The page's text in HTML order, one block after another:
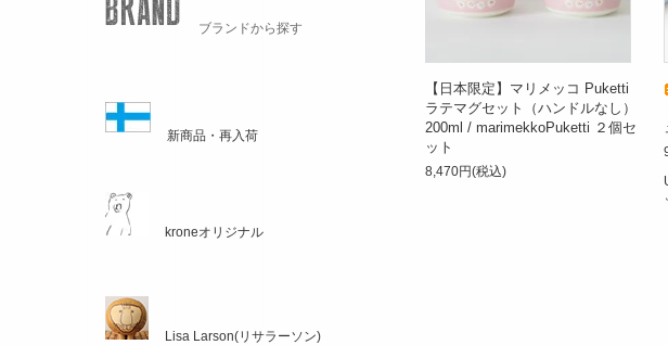
【日本限定】マリメッコ Puketti
ラテマグセット（ハンドルなし）
200ml / marimekkoPuketti ２個セ
ット
8,470円(税込)
ブランドから探す
新商品・再入荷
kroneオリジナル
Lisa Larson(リサラーソン)